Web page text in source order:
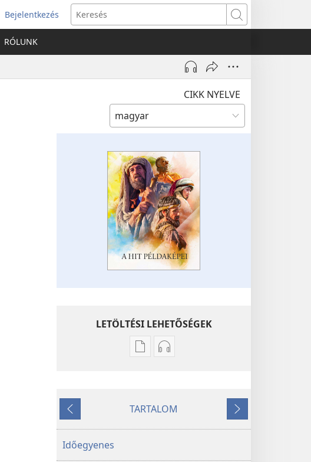
Bejelentkezés
(opens
new
window)
Keresés
RÓLUNK
CIKK NYELVE
LETÖLTÉSI LEHETŐSÉGEK
Kiadványok
hit
Hangfelvételek
hit
Előző
TARTALOM
Következő
Időegyenes